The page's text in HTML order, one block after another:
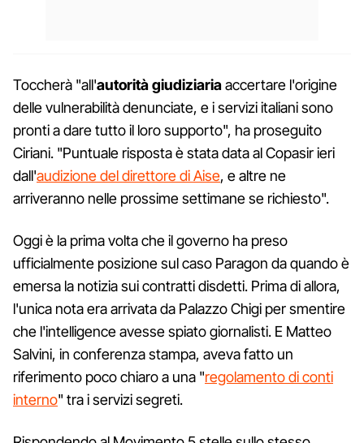
Toccherà "all'autorità giudiziariaaccertare l'origine
delle vulnerabilità denunciate, e i servizi italiani sono
pronti a dare tutto il loro supporto", ha proseguito
Ciriani. "Puntuale risposta è stata data al Copasir ieri
dall'audizione del direttore di Aise, e altre ne
arriveranno nelle prossime settimane se richiesto".
Oggi è la prima volta che il governo ha preso
ufficialmente posizione sul caso Paragon da quando è
emersa la notizia sui contratti disdetti. Prima di allora,
l'unica nota era arrivata da Palazzo Chigi per smentire
che l'intelligence avesse spiato giornalisti. E Matteo
Salvini, in conferenza stampa, aveva fatto un
riferimento poco chiaro a una "regolamento di conti
interno" tra i servizi segreti.